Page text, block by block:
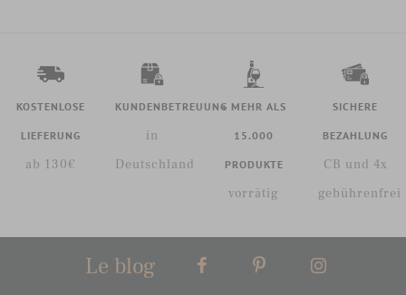
KOSTENLOSE
LIEFERUNG
ab 130€
KUNDENBETREUUNG
in
Deutschland
+ MEHR ALS
15.000
PRODUKTE
vorrätig
SICHERE
BEZAHLUNG
CB und 4x
gebührenfrei
Le blog